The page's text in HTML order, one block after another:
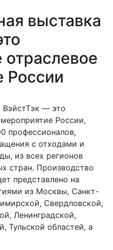
выставка
России
ВэйстТэк — это
России,
профессионалов,
с отходами и
из всех регионов
стран. Производство
представлено на
из Москвы, Санкт-
Свердловской,
Ленинградской,
Тульской областей, а